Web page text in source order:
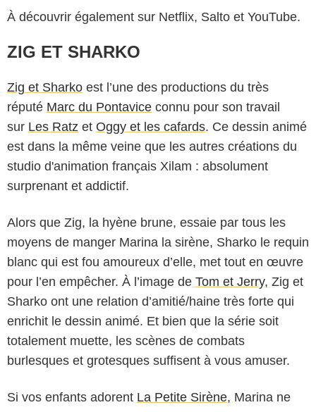
À découvrir également sur Netflix, Salto et YouTube.
ZIG ET SHARKO
Zig et Sharko est l’une des productions du très
réputé Marc du Pontavice connu pour son travail
sur Les Ratz et Oggy et les cafards. Ce dessin animé
est dans la même veine que les autres créations du
studio d'animation français Xilam : absolument
surprenant et addictif.
Alors que Zig, la hyène brune, essaie par tous les
moyens de manger Marina la sirène, Sharko le requin
blanc qui est fou amoureux d’elle, met tout en œuvre
pour l’en empêcher. À l’image de Tom et Jerry, Zig et
Sharko ont une relation d’amitié/haine très forte qui
enrichit le dessin animé. Et bien que la série soit
totalement muette, les scènes de combats
burlesques et grotesques suffisent à vous amuser.
Si vos enfants adorent La Petite Sirène, Marina ne